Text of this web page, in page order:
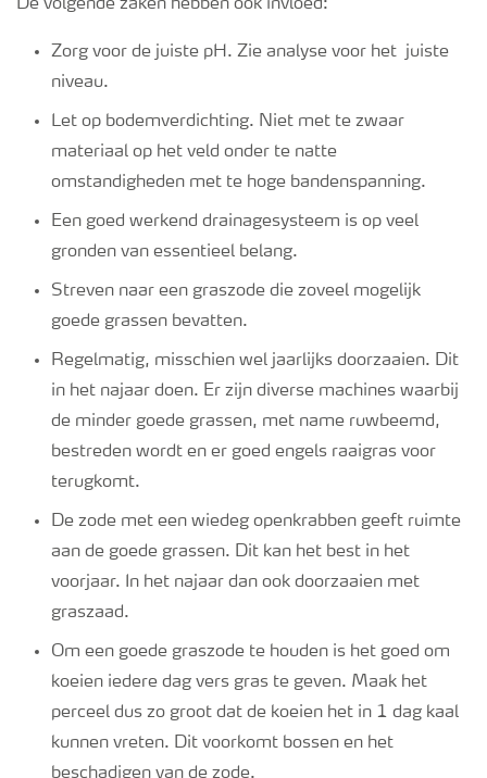
De volgende zaken hebben ook invloed:
Zorg voor de juiste pH. Zie analyse voor het juiste
niveau.
Let op bodemverdichting. Niet met te zwaar
materiaal op het veld onder te natte
omstandigheden met te hoge bandenspanning.
Een goed werkend drainagesysteem is op veel
gronden van essentieel belang.
Streven naar een graszode die zoveel mogelijk
goede grassen bevatten.
Regelmatig, misschien wel jaarlijks doorzaaien. Dit
in het najaar doen. Er zijn diverse machines waarbij
de minder goede grassen, met name ruwbeemd,
bestreden wordt en er goed engels raaigras voor
terugkomt.
De zode met een wiedeg openkrabben geeft ruimte
aan de goede grassen. Dit kan het best in het
voorjaar. In het najaar dan ook doorzaaien met
graszaad.
Om een goede graszode te houden is het goed om
koeien iedere dag vers gras te geven. Maak het
perceel dus zo groot dat de koeien het in 1 dag kaal
kunnen vreten. Dit voorkomt bossen en het
beschadigen van de zode.